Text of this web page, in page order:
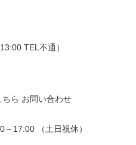
TEL不通）
お問い合わせ
17:00 （土日祝休）